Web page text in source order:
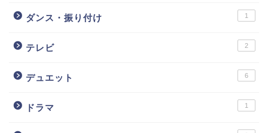
ダンス・振り付け 1
テレビ 2
デュエット 6
ドラマ 1